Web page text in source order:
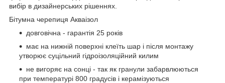
вибір в дизайнерських рішеннях.
Бітумна черепиця Акваізол
довговічна - гарантія 25 років
має на нижній поверхні клеїть шар і після монтажу
утворює суцільний гідроізоляційний килим
не вигоряє на сонці - так як гранули забарвлюються
при температурі 800 градусів і керамізуються